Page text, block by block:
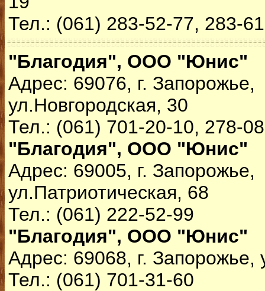
Тел.: (061) 283-52-77, 283-
"Благодия", ООО "Юнис"
Адрес: 69076, г. Запорожье,
ул.Новгородская, 30
Тел.: (061) 701-20-10, 278-
"Благодия", ООО "Юнис"
Адрес: 69005, г. Запорожье,
ул.Патриотическая, 68
Тел.: (061) 222-52-99
"Благодия", ООО "Юнис"
Адрес: 69068, г. Запорожье,
Тел.: (061) 701-31-60